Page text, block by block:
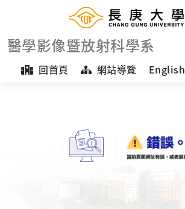
醫學影像暨放射科學系
回首頁 網站導覽 English